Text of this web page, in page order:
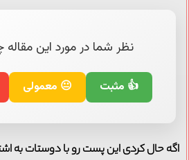
نظر شما در مورد این
👍 مثبت 😐 معمولی
اگه حال کردی این پست رو با دوستات به